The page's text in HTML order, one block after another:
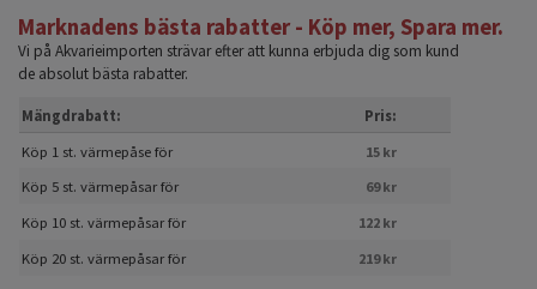
Marknadens bästa rabatter - Köp mer, Spara mer.
Vi på Akvarieimporten strävar efter att kunna erbjuda dig som kund
de absolut bästa rabatter.
Mängdrabatt:
Pris:
Köp 1 st. värmepåse för
15 kr
Köp 5 st. värmepåsar för
69 kr
Köp 10 st. värmepåsar för
122 kr
Köp 20 st. värmepåsar för
219 kr